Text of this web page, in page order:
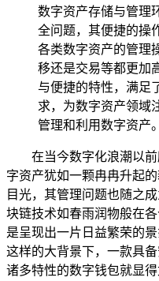
数字资产存储与管理
全问题，其便捷的操
各类数字资产的管理
移还是交易等都更加
与便捷的特性，满足
求，为数字资产领域
管理和利用数字资产。
在当今数字化浪潮以
字资产犹如一颗冉冉升起
目光，其管理问题也随之
块链技术如春雨润物般在
是呈现出一片日益繁荣的
这样的大背景下，一款具
诸多特性的数字钱包就显